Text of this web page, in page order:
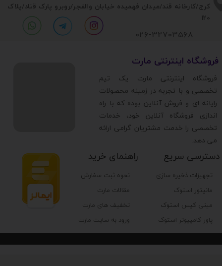
جنس واتر بلاک
توان خنک‌کنندگی
ضخامت لوله های انتقال مایع
ابعاد واتر بلاک
نویز صوتی واترپمپ
نوع کانکتور واترپمپ
مدل فن
نورپردازي
​​کرج/کارخانه قند/میدان فهمیده خیابان والفجر/روبرو پارک قناد/پلاک
120
تجهیزات ذخیره سازی
مانیتور استوک
مینی کیس استوک
پاور کامپیوتر استوک
دسترسی سریع راهنمای خرید
نحوه ثبت سفارش
مقالات مارت
تخفیف های مارت
ورود به سایت مارت
​فروشگاه اینترنتی مارت
​فروشگاه اینترنتی مارت یک تیم
تخصصی و با تجربه در زمینه محصولات
رایانه ای و فروش آنلاین بوده که با راه
اندازی فروشگاه آنلاین خود، خدمات
تخصصی را خدمت مشتریان گرامی ارائه
می دهد.
026-32703568